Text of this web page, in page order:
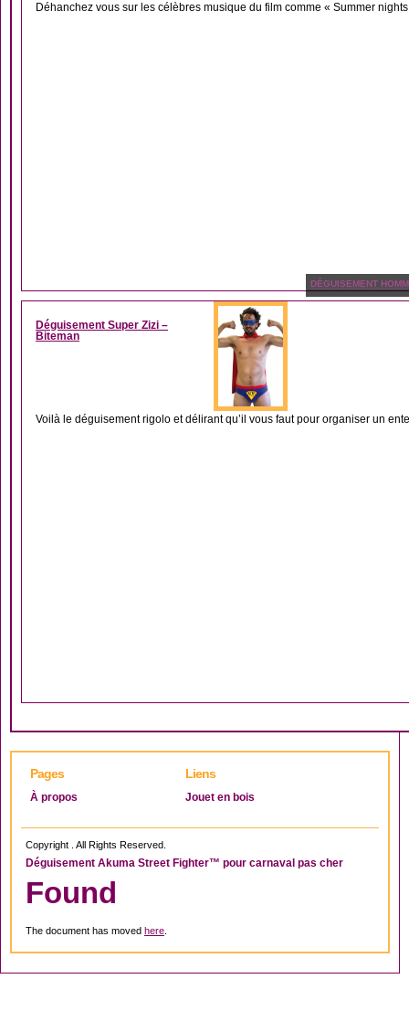
Déhanchez vous sur les célèbres musique du film comme « Summer
DÉGUISEMENT
Déguisement Super Zizi –
Biteman
Voilà le déguisement rigolo et délirant qu’il vous faut pour organiser un
Pages
À propos
Liens
Jouet en bois
Copyright . All Rights Reserved.
Déguisement Akuma Street Fighter™ pour carnaval pas cher
Found
The document has moved here